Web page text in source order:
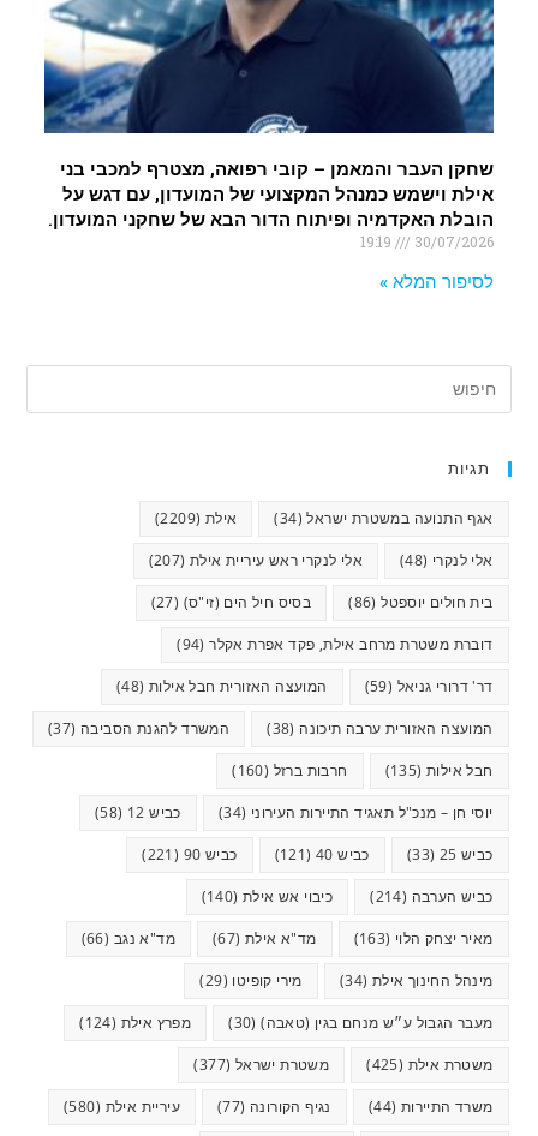
שחקן העבר והמאמן – קובי רפואה, מצטרף למכבי בני
אילת וישמש כמנהל המקצועי של המועדון, עם דגש על
הובלת האקדמיה ופיתוח הדור הבא של שחקני המועדון.
30/07/2026
לסיפור המלא »
תגיות
אגף התנועה במשטרת ישראל(34) אילת (2209)
אלי לנקרי (48) אלי לנקרי ראש עיריית אילת (207)
בית חולים יוספטל(86) בסיס חיל הים (זי"ס) (27)
דוברת משטרת מרחב אילת, פקד אפרת אקלר(94)
דר' דרורי גניאל (59) המועצה האזורית חבל אילות (48)
המועצה האזורית ערבה תיכונה (38) המשרד להגנת הסביבה (37)
חבל אילות (135) חרבות ברזל (160)
יוסי חן – מנכ"ל תאגיד התיירות העירוני (34) כביש 12 (58)
כביש 25 (33) כביש 40 (121) כביש 90 (221)
כביש הערבה (214) כיבוי אש אילת (140)
מאיר יצחק הלוי (163) מד"א אילת (67) מד"א נגב (66)
מינהל החינוך אילת (34) מירי קופיטו (29)
מעבר הגבול ע״ש מנחם בגין (טאבה)(30) מפרץ אילת (124)
משטרת אילת (425) משטרת ישראל (377)
משרד התיירות (44) נגיף הקורונה (77) עיריית אילת (580)